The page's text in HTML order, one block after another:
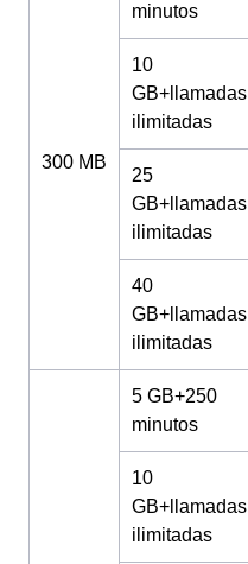
300 MB
minutos
10
GB+llamadas
ilimitadas
25
GB+llamadas
ilimitadas
40
GB+llamadas
ilimitadas
5 GB+250
minutos
10
GB+llamadas
ilimitadas